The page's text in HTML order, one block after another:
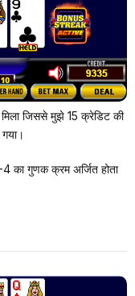
जिससे मुझे 15 क्रेडिट की
का गुणक क्रम अर्जित होता